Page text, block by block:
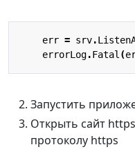
err = srv.
errorLog.Fatal(
Запустить
Открыть сайт
протоколу https